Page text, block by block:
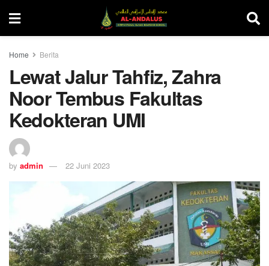
Home Berita
Lewat Jalur Tahfiz, Zahra
Noor Tembus Fakultas
Kedokteran UMI
by admin 22 Juni 2023